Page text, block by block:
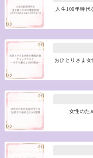
人生100年時
おひとりさま
女性のた